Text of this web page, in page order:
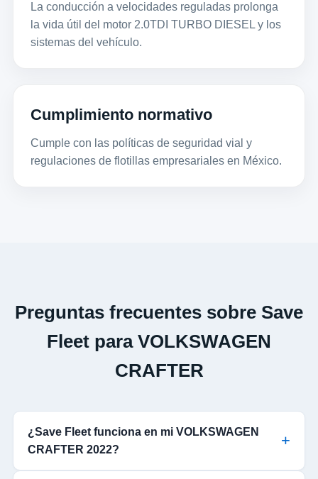
La conducción a velocidades reguladas prolonga
la vida útil del motor 2.0TDI TURBO DIESEL y los
sistemas del vehículo.
Cumplimiento normativo
Cumple con las políticas de seguridad vial y
regulaciones de flotillas empresariales en México.
Preguntas frecuentes sobre Save
Fleet para VOLKSWAGEN
CRAFTER
¿Save Fleet funciona en mi VOLKSWAGEN
CRAFTER 2022?